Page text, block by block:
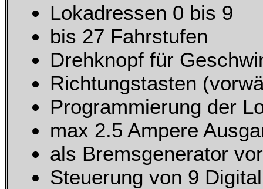
Lokadressen 0 bis 9
bis 27 Fahrstufen
Drehknopf für
Richtungstasten
Programmierung der
max 2.5 Ampere
als Bremsgenerator
Steuerung von 9